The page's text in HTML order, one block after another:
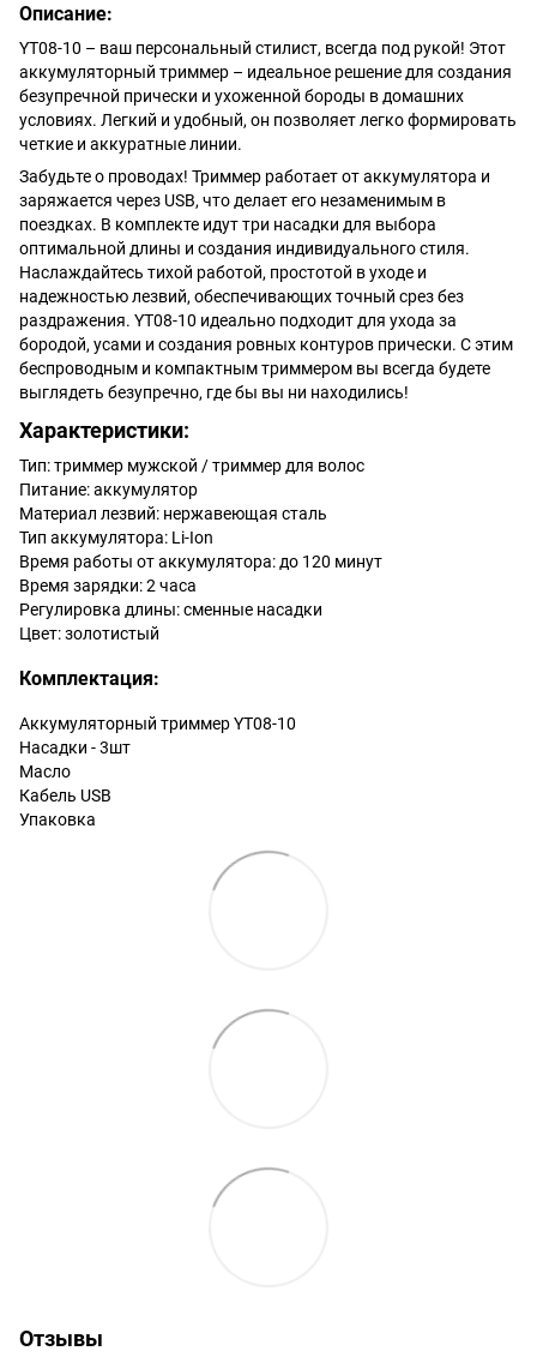
Описание:
YT08-10 – ваш персональный стилист, всегда под рукой! Этот
аккумуляторный триммер – идеальное решение для создания
безупречной прически и ухоженной бороды в домашних
условиях. Легкий и удобный, он позволяет легко формировать
четкие и аккуратные линии.
Забудьте о проводах! Триммер работает от аккумулятора и
заряжается через USB, что делает его незаменимым в
поездках. В комплекте идут три насадки для выбора
оптимальной длины и создания индивидуального стиля.
Наслаждайтесь тихой работой, простотой в уходе и
надежностью лезвий, обеспечивающих точный срез без
раздражения. YT08-10 идеально подходит для ухода за
бородой, усами и создания ровных контуров прически. С этим
беспроводным и компактным триммером вы всегда будете
выглядеть безупречно, где бы вы ни находились!
Характеристики:
Тип: триммер мужской / триммер для волос
Питание: аккумулятор
Материал лезвий: нержавеющая сталь
Тип аккумулятора: Li-Ion
Время работы от аккумулятора: до 120 минут
Время зарядки: 2 часа
Регулировка длины: сменные насадки
Цвет: золотистый
Комплектация:
Аккумуляторный триммер YT08-10
Насадки - 3шт
Масло
Кабель USB
Упаковка
Отзывы